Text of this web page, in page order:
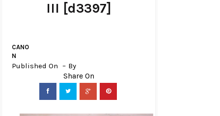
III [d3397]
CANO
N
Published On By